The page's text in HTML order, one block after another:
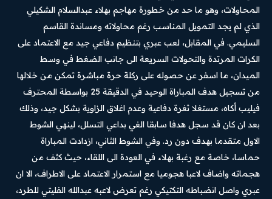
المحاولات، وهو ما حد من خطورة مهاجم بهلاء عبدالسلام الشكيلي
الذي لم يجد التمويل المناسب رغم محاولاته ومساندة القاسم
السليمي. في المقابل، لعب عبري بتنظيم دفاعي جيد مع الاعتماد على
الكرات المرتدة والتحولات السريعة الى جانب الضغط في وسط
الميدان، ما اسفر عن حصوله على ركلة حرة مباشرة تمكن من خلالها
من تسجيل هدف المباراة الوحيد في الدقيقة 25 بواسطة المحترف
فيليب أكاه، مستغلا ثغرة دفاعية وعدم اغلاق الزاوية بشكل جيد، وذلك
بعد ان كان قد سجل هدفا سابقا الغي بداعي التسلل، لينهي الشوط
الاول متقدما بهدف دون رد. وفي الشوط الثاني، ازدادت المباراة
حماسا، خاصة مع رغبة بهلاء في العودة الى اللقاء، حيث كثف من
هجماته واضاف لاعبا هجوميا مع استمرار الاعتماد على الاطراف، الا ان
عبري واصل انضباطه التكتيكي رغم تعرض لاعبه عبدالله الفليتي للطرد،